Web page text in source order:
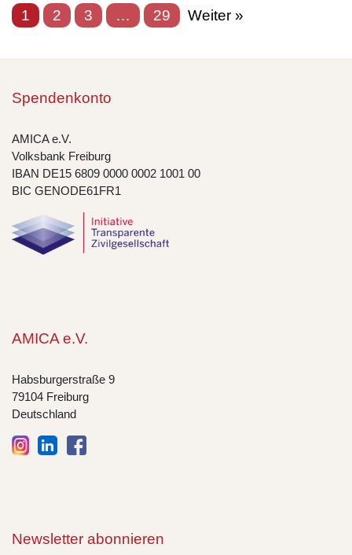
1 2 3 … 29 Weiter »
Spendenkonto
AMICA e.V.
Volksbank Freiburg
IBAN DE15 6809 0000 0002 1001 00
BIC GENODE61FR1
AMICA e.V.
Habsburgerstraße 9
79104 Freiburg
Deutschland
Newsletter abonnieren